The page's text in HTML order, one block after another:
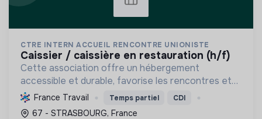
CTRE INTERN ACCUEIL RENCONTRE UNIONISTE
caissier / caissière en restauration (h/f)
Cette association offre un hébergement
accessible et durable, favorise les rencontres et
promeut une restauration locale et responsable,
pour un tourisme social et solidaire ouvert à tous.
France Travail Temps partiel CDI
67 - STRASBOURG, France